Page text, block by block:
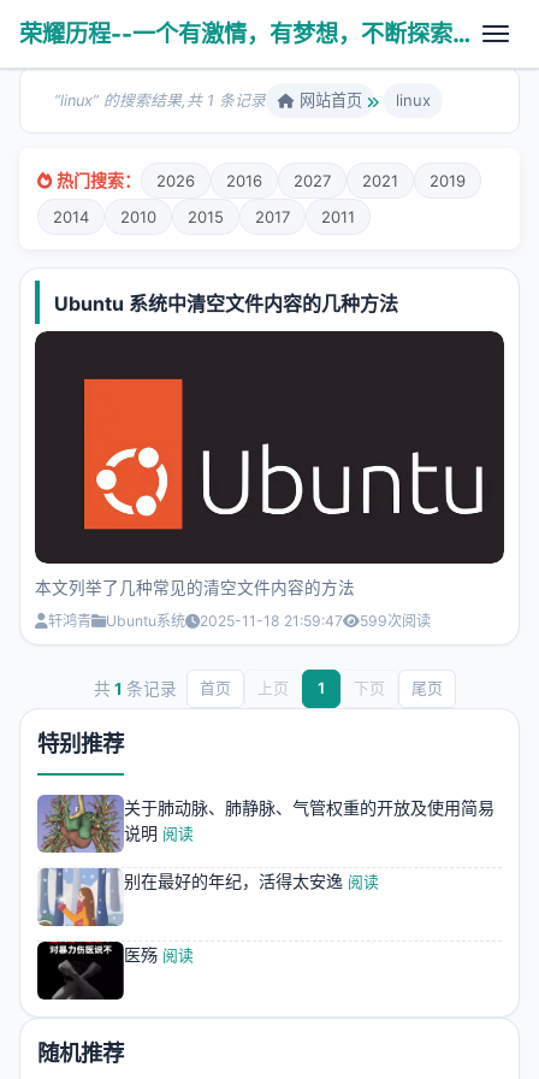
荣耀历程--一个有激情，有梦想，不断探索未知世界的热血青年
故剑情深
人生杂谈
风云变幻
医学技术
学无止境
算法数据
使用工具
Ubuntu系统
“linux” 的搜索结果,共 1 条记录 网站首页 linux
热门搜索： 2026 2016 2027 2021
2019
2014
2010 2015 2017 2011
Ubuntu 系统中清空文件内容的几种方法
本文列举了几种常见的清空文件内容的方法
轩鸿青 Ubuntu系统 2025-11-18 21:59:47 599次阅读
共 1 条记录 首页 上页 1 下页 尾页
特别推荐
关于肺动脉、肺静脉、气管权重的开放及使用简易
说明 阅读
别在最好的年纪，活得太安逸 阅读
医殇 阅读
随机推荐